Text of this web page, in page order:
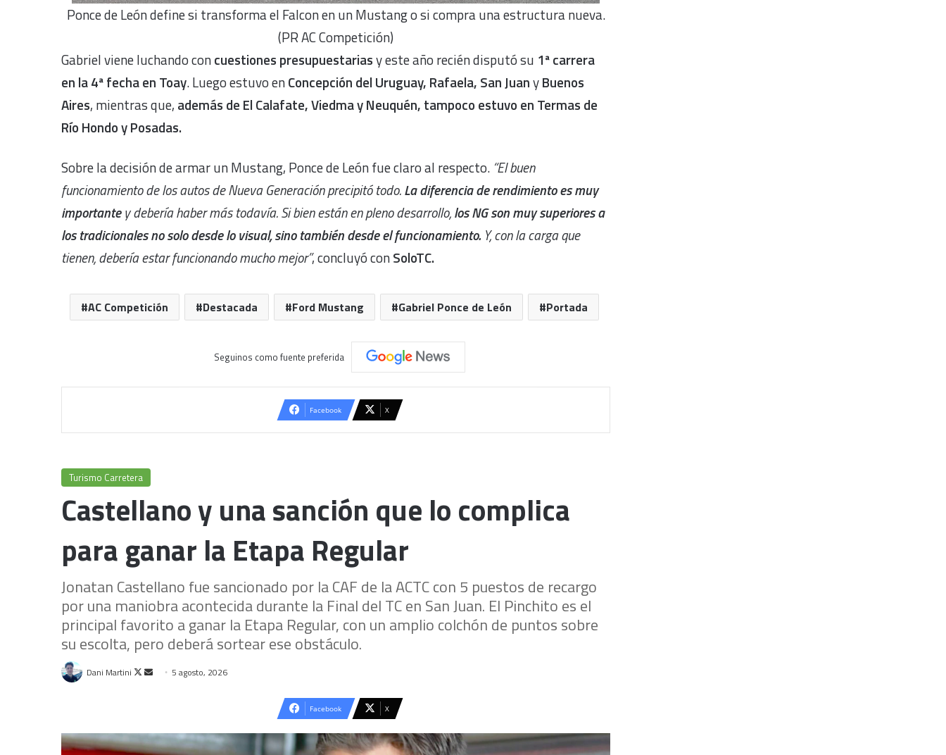
Ponce de León define si transforma el Falcon en un Mustang o si compra una estructura nueva.
(PR AC Competición)
Gabriel viene luchando concuestiones presupuestariasy este año recién disputó su 1ª carrera
en la 4ª fecha en Toay. Luego estuvo enConcepción del Uruguay, Rafaela, San JuanyBuenos
Aires, mientras que, además de El Calafate, Viedma y Neuquén, tampoco estuvo en Termas de
Río Hondo y Posadas.
Sobre la decisión de armar un Mustang, Ponce de León fue claro al respecto. “El buen
funcionamiento de los autos de Nueva Generación precipitó todo.La diferencia de rendimiento es muy
importantey debería haber más todavía. Si bien están en pleno desarrollo,los NG son muy superiores a
los tradicionales no solo desde lo visual, sino también desde el funcionamiento. Y, con la carga que
tienen, debería estar funcionando mucho mejor”, concluyó conSoloTC.
AC Competición Destacada Ford Mustang Gabriel Ponce de León Portada
Seguinos como fuente preferida
Facebook X